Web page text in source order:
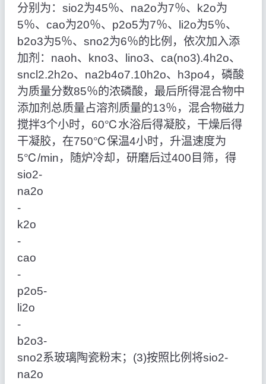
分别为：sio2为45％、na2o为7％、k2o为
5％、cao为20％、p2o5为7％、li2o为5％、
b2o3为5％、sno2为6％的比例，依次加入添
加剂：naoh、kno3、lino3、ca(no3).4h2o、
sncl2.2h2o、na2b4o7.10h2o、h3po4，磷酸
为质量分数85％的浓磷酸，最后所得混合物中
添加剂总质量占溶剂质量的13％，混合物磁力
搅拌3个小时，60℃水浴后得凝胶，干燥后得
干凝胶，在750℃保温4小时，升温速度为
5℃/min，随炉冷却，研磨后过400目筛，得
sio2‑
na2o
‑
k2o
‑
cao
‑
p2o5‑
li2o
‑
b2o3‑
sno2系玻璃陶瓷粉末；(3)按照比例将sio2‑
na2o